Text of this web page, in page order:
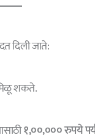
दिली जाते:
शकते.
१,००,००० रुपये